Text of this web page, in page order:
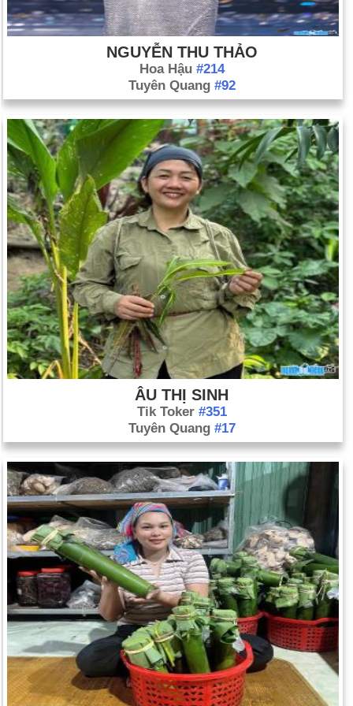
NGUYỄN THU THẢO
Hoa Hậu #214
Tuyên Quang #92
ÂU THỊ SINH
Tik Toker #351
Tuyên Quang #17